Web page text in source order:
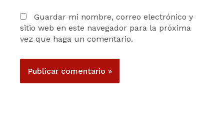
Guardar mi nombre, correo electrónico y
sitio web en este navegador para la próxima
vez que haga un comentario.